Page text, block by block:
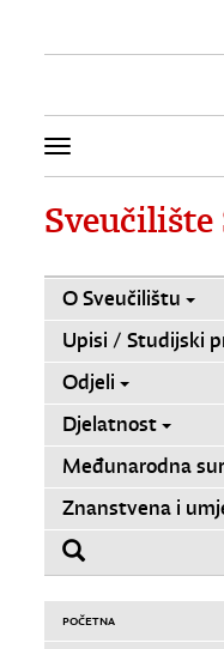
Sveučilište
O Sveučilištu
Upisi / Studijski
Odjeli
Djelatnost
Međunarodna
Znanstvena i
POČETNA